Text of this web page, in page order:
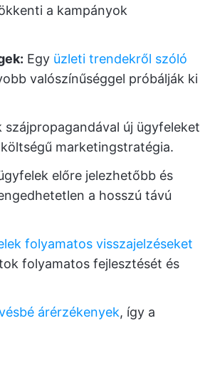
a kampányok
Egy üzleti trendekről szóló
valószínűséggel próbálják ki
új ügyfeleket
marketingstratégia.
előre jelezhetőbb és
a hosszú távú
folyamatos visszajelzéseket
folyamatos fejlesztését és
árérzékenyek, így a